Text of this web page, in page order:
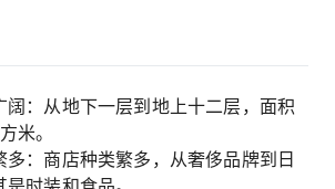
阔：从地下一层到地上十二层，面积
米。
多：商店种类繁多，从奢侈品牌到日